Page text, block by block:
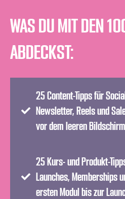
WAS DU MIT DEN
ABDECKST:
25 Content-Tipps für
Newsletter, Reels und
vor dem leeren
25 Kurs- und Produkt-
Launches, Memberships
ersten Modul bis zur